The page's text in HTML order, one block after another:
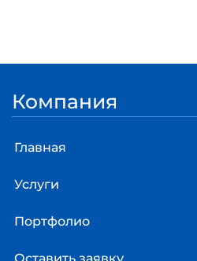
Компания
Главная
Услуги
Портфолио